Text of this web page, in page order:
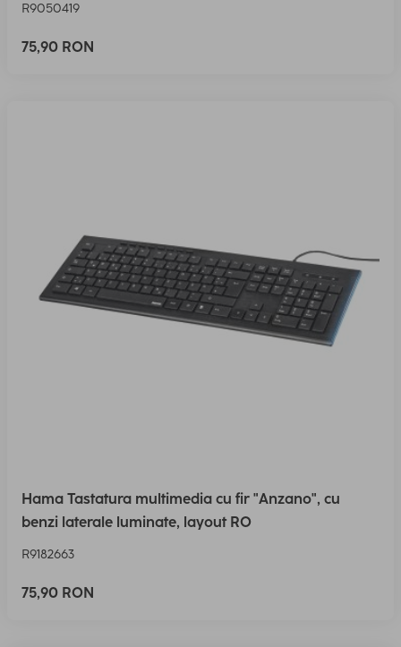
R9050419
75,90 RON
Hama Tastatura multimedia cu fir "Anzano", cu
benzi laterale luminate, layout RO
R9182663
75,90 RON